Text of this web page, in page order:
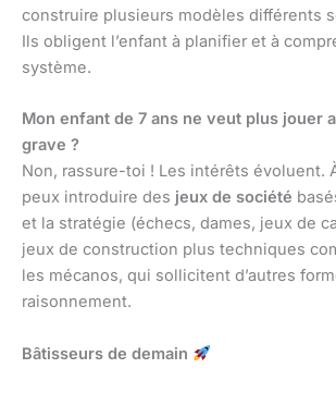
construire plusieurs modèles différents
Ils obligent l’enfant à planifier et à
système.
Mon enfant de 7 ans ne veut plus jouer
grave ?
Non, rassure-toi ! Les intérêts évoluent.
peux introduire des jeux de société
et la stratégie (échecs, dames, jeux de
jeux de construction plus techniques
les mécanos, qui sollicitent d’autres
raisonnement.
Bâtisseurs de demain